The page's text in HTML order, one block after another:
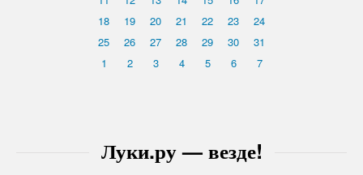
Луки.ру — везде!
18
19 20 21 22 23
24
25
26 27 28 29 30
31
1
2 3 4 5 6 7